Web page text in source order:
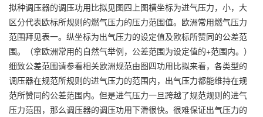
拟种调压器的调压功用比拟见图四上图横坐标为进气压力，小，大
区分代表欧标所规则的燃气压力的压力范围值。欧洲常用燃气压力
范围拜见表一。纵坐标为出气压力的设定值及欧标所赞同的公差范
围。（拿欧洲常用的自然气举例，公差范围为设定值的+范围内。）
细致公差范围请参看相关欧洲规范由图四功用比拟来看，各类型的
调压器在规范所规则的进气压力的范围内，出气压力都能维持在规
范所赞同的公差范围内。但是进气压力一旦跨越了规范规则的进气
压力范围，那么调压器的调压功用下滑很快。很难保证出气压力的